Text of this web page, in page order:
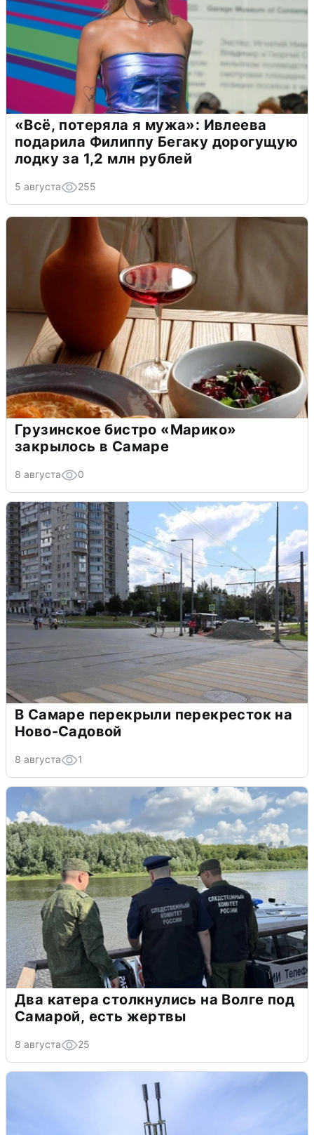
«Всё, потеряла я мужа»: Ивлеева
подарила Филиппу Бегаку дорогущую
лодку за 1,2 млн рублей
5 августа 255
Грузинское бистро «Марико»
закрылось в Самаре
8 августа 0
В Самаре перекрыли перекресток на
Ново-Садовой
8 августа 1
Два катера столкнулись на Волге под
Самарой, есть жертвы
8 августа 25